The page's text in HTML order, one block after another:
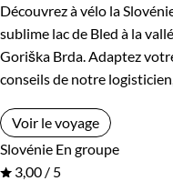
Découvrez à vélo la
sublime lac de Bled à la
Goriška Brda. Adaptez
conseils de notre
Voir le voyage
Slovénie En groupe
3,00 / 5